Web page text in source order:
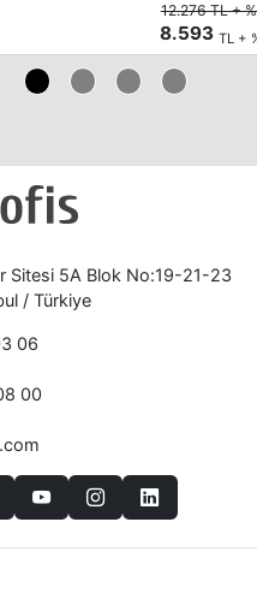
12.276 TL +
8.593 TL +
Sitesi 5A Blok No:19-21-23
/ Türkiye
06
00